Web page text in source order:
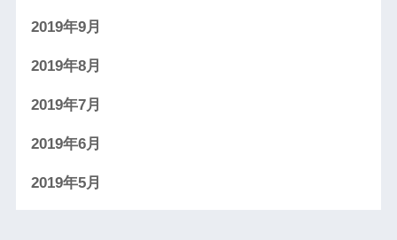
2019年9月
2019年8月
2019年7月
2019年6月
2019年5月